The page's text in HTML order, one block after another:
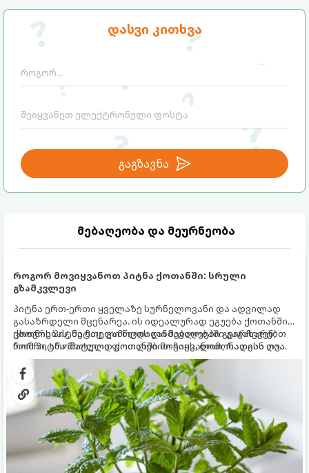
დასვი კითხვა
გაგზავნა
მებაღეობა და მეურნეობა
როგორ მოვიყვანოთ პიტნა ქოთანში: სრული
გზამკვლევი
პიტნა ერთ-ერთი ყველაზე სურნელოვანი და ადვილად
გასაზრდელი მცენარეა. ის იდეალურად ეგუება ქოთანში
ცხოვრებას, მეტიც, გამოცდილი მებაღეები გვირჩევენ,
რომ პიტნა მხოლოდ ქოთანში მოვიყვანოთ, რადგან ღია
გრუნტში (ბაღში) დარგვისას ის ფესვებით ძალიან
სწრაფად ვრცელდება და სხვა მცენარეებს ავიწროებს.
ქოთნის პიტნა მთელი წლის განმავლობაში გაგახარებთ
ნორჩი, არომატული ფოთლებით ჩაის, ლიმონათისა თუ
კერძებისთვის.